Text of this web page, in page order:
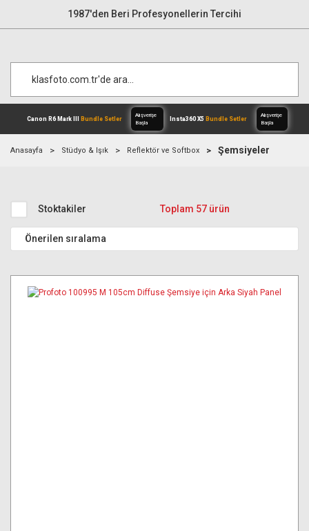
1987'den Beri Profesyonellerin Tercihi
Başla
Anasayfa Stüdyo & Işık Reflektör ve Softbox Şemsiyeler
Stoktakiler Toplam 57 ürün